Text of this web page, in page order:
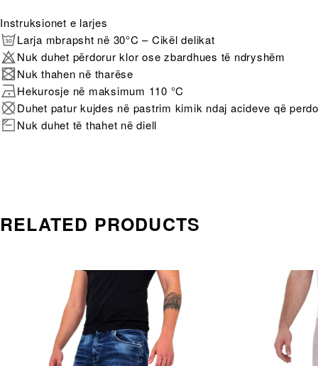
Instruksionet e larjes
Larja mbrapsht në 30°C – Cikël delikat
Nuk duhet përdorur klor ose zbardhues të ndryshëm
Nuk thahen në tharëse
Hekurosje në maksimum 110 °C
Duhet patur kujdes në pastrim kimik ndaj acideve që
Nuk duhet të thahet në diell
RELATED PRODUCTS